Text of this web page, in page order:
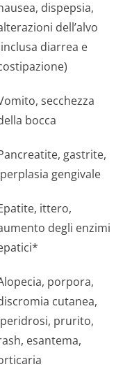
dispepsia,
dell’alvo
diarrea e
secchezza
bocca
gastrite,
gengivale
ittero,
degli enzimi
porpora,
cutanea,
prurito,
esantema,